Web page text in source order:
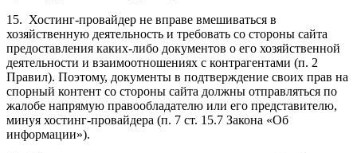
15. Хостинг-провайдер не вправе вмешиваться в
хозяйственную деятельность и требовать со стороны сайта
предоставления каких-либо документов о его хозяйственной
деятельности и взаимоотношениях с контрагентами (п. 2
Правил). Поэтому, документы в подтверждение своих прав на
спорный контент со стороны сайта должны отправляться по
жалобе напрямую правообладателю или его представителю,
минуя хостинг-провайдера (п. 7 ст. 15.7 Закона «Об
информации»).